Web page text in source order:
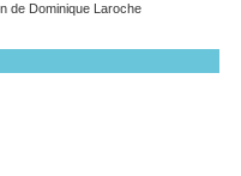
de Dominique Laroche